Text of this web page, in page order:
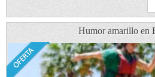
Humor amarillo en